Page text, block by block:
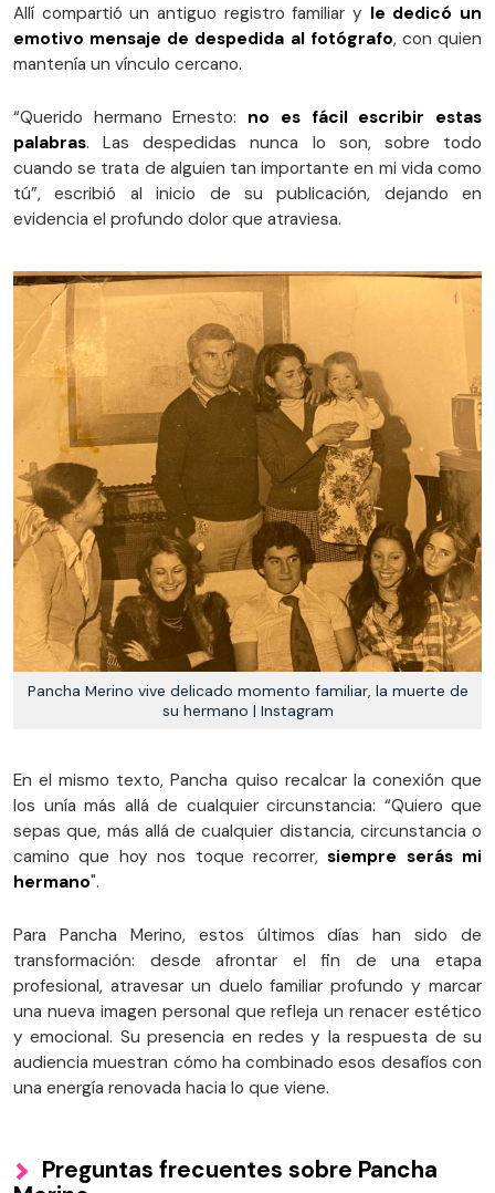
Allí compartió un antiguo registro familiar y le dedicó un
emotivo mensaje de despedida al fotógrafo, con quien
mantenía un vínculo cercano.
“Querido hermano Ernesto: no es fácil escribir estas
palabras. Las despedidas nunca lo son, sobre todo
cuando se trata de alguien tan importante en mi vida como
tú”, escribió al inicio de su publicación, dejando en
evidencia el profundo dolor que atraviesa.
Pancha Merino vive delicado momento familiar, la muerte de
su hermano | Instagram
En el mismo texto, Pancha quiso recalcar la conexión que
los unía más allá de cualquier circunstancia: “Quiero que
sepas que, más allá de cualquier distancia, circunstancia o
camino que hoy nos toque recorrer,siempre serás mi
hermano".
Para Pancha Merino, estos últimos días han sido de
transformación: desde afrontar el fin de una etapa
profesional, atravesar un duelo familiar profundo y marcar
una nueva imagen personal que refleja un renacer estético
y emocional. Su presencia en redes y la respuesta de su
audiencia muestran cómo ha combinado esos desafíos con
una energía renovada hacia lo que viene.
Preguntas frecuentes sobre Pancha